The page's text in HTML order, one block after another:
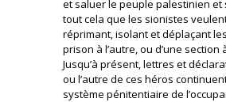
et saluer le peuple palestinien et
tout cela que les sionistes
réprimant, isolant et déplaçant
prison à l’autre, ou d’une section
Jusqu’à présent, lettres et
ou l’autre de ces héros
système pénitentiaire de